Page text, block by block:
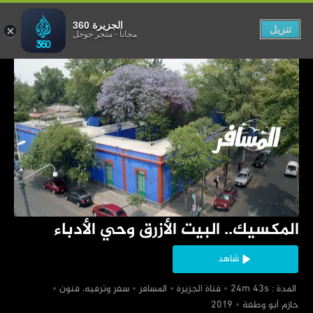
‏المكسيك.. البيت الأزرق وحي الأدباء
شاهد
‏ المدة : 24m 43s
‏قناة الجزيرة ‏المسافر
‏سفر وترفيه، فنون
‏حازم أبو وطفة
وحي الأدباء
الجزيرة 360
مجاناً-متجر جوجل تنزيل